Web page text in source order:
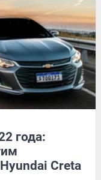
года:
Creta